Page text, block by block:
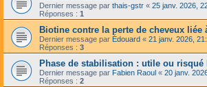
Dernier message par thais-gstr « 25 janv. 2026,
Réponses : 1
Biotine contre la perte de cheveux liée
Dernier message par Édouard « 21 janv. 2026,
Réponses : 3
Phase de stabilisation : utile ou risqué
Dernier message par Fabien Raoul « 20 janv.
Réponses : 2